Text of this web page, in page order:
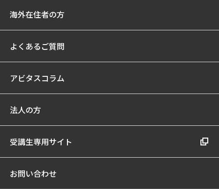
海外在住者の方
よくあるご質問
アビタスコラム
法人の方
受講生専用サイト
お問い合わせ